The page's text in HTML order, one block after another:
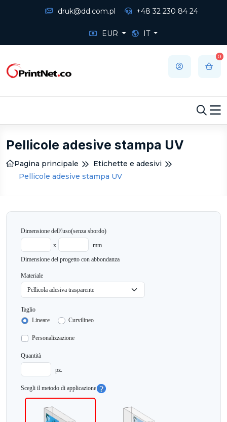
druk@dd.com.pl +48 32 230 84 24
EUR IT
0
Pellicole adesive stampa UV
Pagina principale
Etichette e adesivi
Pellicole adesive stampa UV
Dimensione dell\'uso(senza sbordo)
x
mm
Dimensione del progetto con abbondanza
Materiale
Taglio
Lineare
Curvilineo
Personalizzazione
Quantità
pz.
Scegli il metodo di applicazione